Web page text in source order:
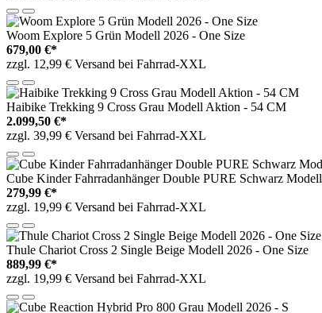
Woom Explore 5 Grün Modell 2026 - One Size
679,00 €*
zzgl. 12,99 € Versand bei Fahrrad-XXL
Haibike Trekking 9 Cross Grau Modell Aktion - 54 CM
2.099,50 €*
zzgl. 39,99 € Versand bei Fahrrad-XXL
Cube Kinder Fahrradanhänger Double PURE Schwarz
279,99 €*
zzgl. 19,99 € Versand bei Fahrrad-XXL
Thule Chariot Cross 2 Single Beige Modell 2026 - One Size
889,99 €*
zzgl. 19,99 € Versand bei Fahrrad-XXL